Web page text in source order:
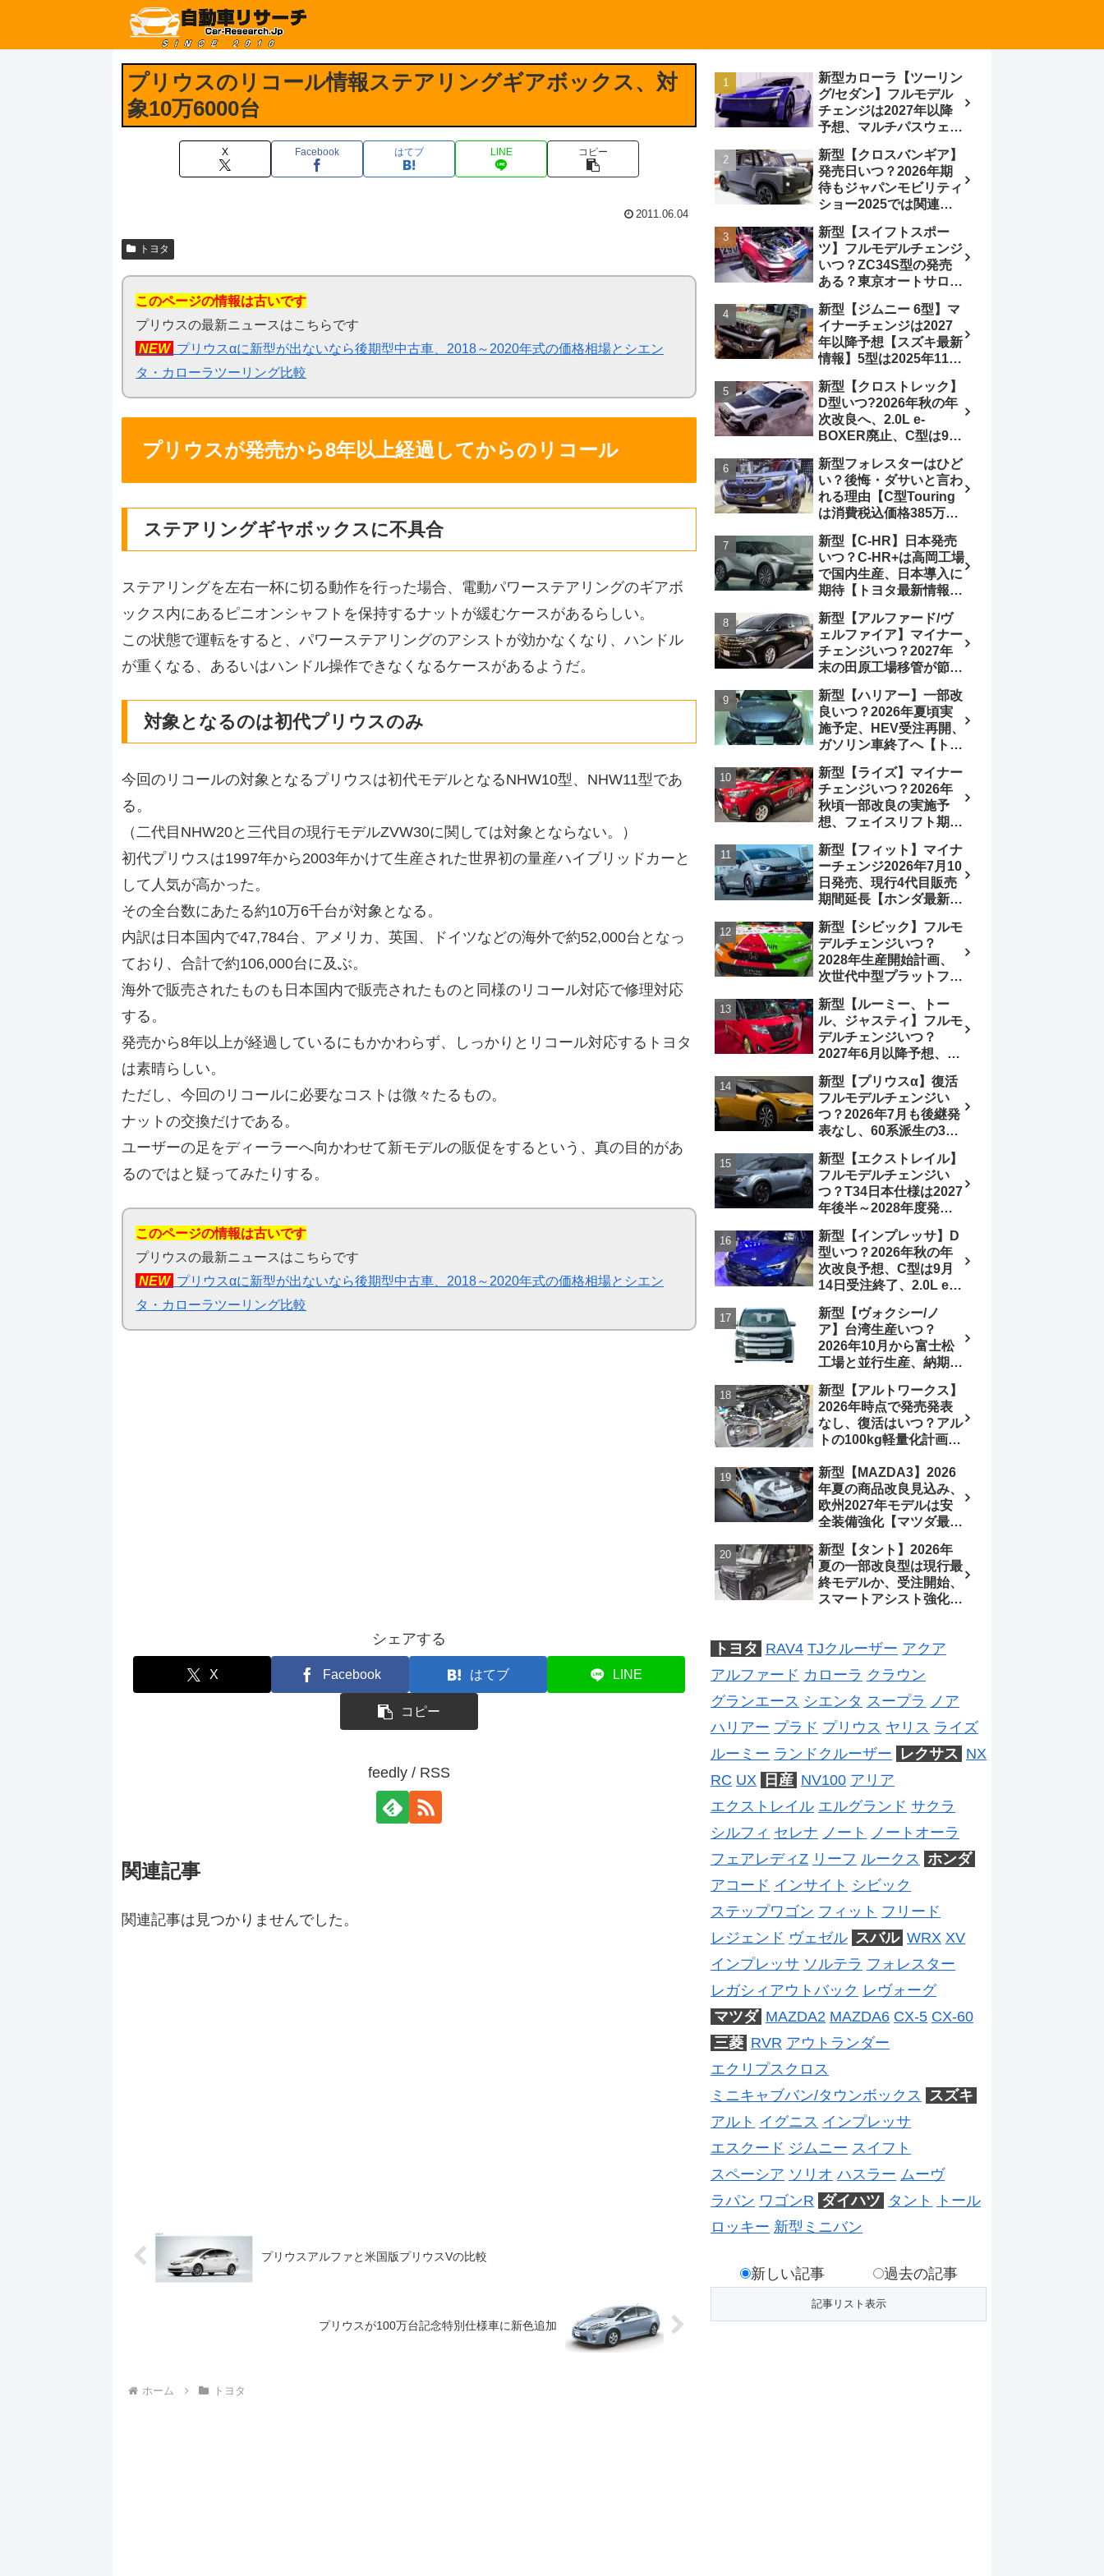
プリウスのリコール情報ステアリングギアボックス、対
象10万6000台
X Facebook はてブ LINE コピー
2011.06.04
トヨタ
このページの情報は古いです
プリウスの最新ニュースはこちらです
NEW プリウスαに新型が出ないなら後期型中古車、2018～2020年式の価格相場とシエン
タ・カローラツーリング比較
プリウスが発売から8年以上経過してからのリコール
ステアリングギヤボックスに不具合
ステアリングを左右一杯に切る動作を行った場合、電動パワーステアリングのギアボ
ックス内にあるピニオンシャフトを保持するナットが緩むケースがあるらしい。
この状態で運転をすると、パワーステアリングのアシストが効かなくなり、ハンドル
が重くなる、あるいはハンドル操作できなくなるケースがあるようだ。
対象となるのは初代プリウスのみ
今回のリコールの対象となるプリウスは初代モデルとなるNHW10型、NHW11型であ
る。
（二代目NHW20と三代目の現行モデルZVW30に関しては対象とならない。）
初代プリウスは1997年から2003年かけて生産された世界初の量産ハイブリッドカーと
して人気が高かった。
その全台数にあたる約10万6千台が対象となる。
内訳は日本国内で47,784台、アメリカ、英国、ドイツなどの海外で約52,000台となっ
ており、合計で約106,000台に及ぶ。
海外で販売されたものも日本国内で販売されたものと同様のリコール対応で修理対応
する。
発売から8年以上が経過しているにもかかわらず、しっかりとリコール対応するトヨタ
は素晴らしい。
ただし、今回のリコールに必要なコストは微々たるもの。
ナットの交換だけである。
ユーザーの足をディーラーへ向かわせて新モデルの販促をするという、真の目的があ
るのではと疑ってみたりする。
このページの情報は古いです
プリウスの最新ニュースはこちらです
NEW プリウスαに新型が出ないなら後期型中古車、2018～2020年式の価格相場とシエン
タ・カローラツーリング比較
シェアする
X Facebook はてブ LINE
コピー
feedly / RSS
関連記事
関連記事は見つかりませんでした。
プリウスアルファと米国版プリウスVの比較
プリウスが100万台記念特別仕様車に新色追加
ホーム トヨタ
新型カローラ【ツーリン
グ/セダン】フルモデル
チェンジは2027年以降
予想、マルチパスウェイ
BEVからの派生で新開発
小型エンジン搭載の
HEV/PHEV、ギガキャ
ストの採用は無しか【ト
ヨタ最新情報】60周年記
念車発売
新型【クロスバンギア】
発売日いつ？2026年期
待もジャパンモビリティ
ショー2025では関連モ
最新情報】ベース車ノ
ア/ヴォクシーの台湾生
産開始に注目、「ギア」
のほか「コア」と「ツー
ル」、デリカD:5対抗の
クロスオーバーSUVミニ
バン
新型【スイフトスポー
ツ】フルモデルチェンジ
いつ？ZC34S型の発売
ある？東京オートサロン
エロー レヴはスイスポ
コンセプトか？ハイブリ
ッド化/重量増/価格アッ
プが争点【スズキ最新情
報】特別仕様車
「ZC33S Final
Edition」終了
新型【ジムニー 6型】マ
イナーチェンジは2027
年以降予想【スズキ最新
情報】5型は2025年11月
ACC・スズキコネクト
採用
新型【クロストレック】
D型いつ?2026年秋の年
次改良へ、2.0L e-
BOXER廃止、C型は9月
ーボ採用予想【スバル最
新情報】
新型フォレスターはひど
い？後悔・ダサいと言わ
れる理由【C型Touring
は消費税込価格385万円
19.1km/L、納期4～5か
月】ナビUI・冬用タイ
ヤ・ウィルダネス日本発
売は？カーオブザイヤー
とJNCAP大賞受賞後も
残る注意点
新型【C-HR】日本発売
いつ？C-HR+は高岡工場
で国内生産、日本導入に
期待【トヨタ最新情報】
売、2代目HEV・PHEV
は日本未導入
新型【アルファード/ヴ
ェルファイア】マイナー
チェンジいつ？2027年
末の田原工場移管が節目
のフェイスリフト予想
【トヨタ最新情報】
2026年6月一部改良済
み、消費税込価格559万
9000円から
新型【ハリアー】一部改
良いつ？2026年夏頃実
施予定、HEV受注再開、
ガソリン車終了へ【トヨ
チェンジ2027年以降予
想
新型【ライズ】マイナー
チェンジいつ？2026年
秋頃一部改良の実施予
想、フェイスリフト期
2～3ヵ月に短縮【ダイハ
ツ最新情報】前回改良は
2024年11月5日、価格
180.07～244.2万円、値
上げ約8～10万円、法規
対応、ハイブリッド
4WD追加まだ、フルモ
デルチェンジはトヨタが
介入か
新型【フィット】マイナ
ーチェンジ2026年7月10
日発売、現行4代目販売
期間延長【ホンダ最新情
いつ？フルモデルチェン
ジは2029年頃まで遅れ
る予想
新型【シビック】フルモ
デルチェンジいつ？
2028年生産開始計画、
次世代中型プラットフォ
搭載予想【ホンダ最新情
報】Honda S+ Shiftは現
行e:HEV RS 消費税込
4,659,600円で先行導入
新型【ルーミー、トー
ル、ジャスティ】フルモ
デルチェンジいつ？
2027年6月以降予想、ビ
う無い？【トヨタ最新情
報】1.2Lハイブリッド追
加は次期型に期待
新型【プリウスα】復活
フルモデルチェンジい
つ？2026年7月も後継発
表なし、60系派生の3列
発売される可能性は【ト
ヨタ最新情報デザイン予
想画像】スライドドア装
備の要望も
新型【エクストレイル】
フルモデルチェンジい
つ？T34日本仕様は2027
年後半～2028年度発売
米ローグe-POWERは
2026年後半投入へ
新型【インプレッサ】D
型いつ？2026年秋の年
次改良予想、C型は9月
14日受注終了、2.0L e-
グハイブリッド設定無し
予想【スバル最新情報】
新型【ヴォクシー/ノ
ア】台湾生産いつ？
2026年10月から富士松
工場と並行生産、納期短
2026年5月6日マイナー
チェンジ、価格 NOAH
326万1500円、VOXY
375万1000円、特別仕様
待、S-Zに12.3インチメ
ーター
新型【アルトワークス】
2026年時点で発売発表
なし、復活はいつ？アル
トの100kg軽量化計画は
処、5MTターボとアルト
スピリットに期待【スズ
キ最新情報】
新型【MAZDA3】2026
年夏の商品改良見込み、
欧州2027年モデルは安
全装備強化【マツダ最新
ジは2028年以降予想
新型【タント】2026年
夏の一部改良型は現行最
終モデルか、受注開始、
スマートアシスト強化と
【ダイハツ最新情報】
トヨタ RAV4 TJクルーザー アクア
アルファード カローラ クラウン
グランエース シエンタ スープラ
ノア
ハリアー プラド プリウス ヤリス ライズ
ルーミー ランドクルーザー レクサス NX
RC UX 日産 NV100 アリア
エクストレイル エルグランド サクラ
シルフィ セレナ ノート
ノートオーラ
フェアレディZ リーフ ルークス ホンダ
アコード インサイト シビック
ステップワゴン フィット フリード
レジェンド ヴェゼル スバル WRX XV
インプレッサ ソルテラ フォレスター
レガシィアウトバック レヴォーグ
マツダ MAZDA2 MAZDA6 CX-5 CX-60
三菱 RVR アウトランダー
エクリプスクロス
ミニキャブバン/タウンボックス
スズキ
アルト イグニス インプレッサ
エスクード ジムニー スイフト
スペーシア ソリオ ハスラー ムーヴ
ラパン ワゴンR ダイハツ タント
トール
ロッキー 新型ミニバン
新しい記事 過去の記事